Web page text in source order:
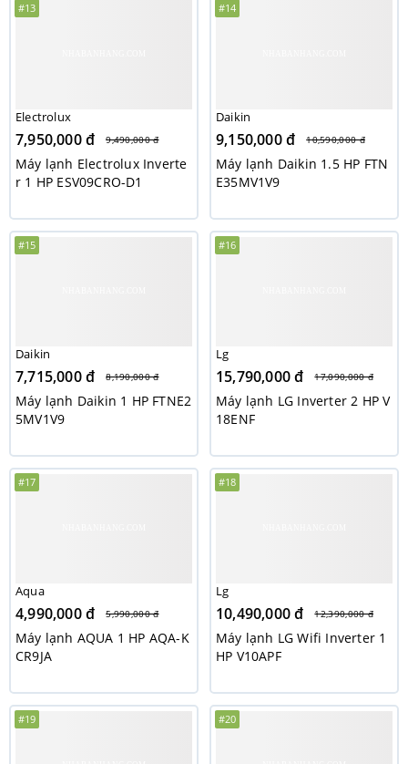
#13
Electrolux
7,950,000 đ 9,490,000 đ
Máy lạnh Electrolux Inverte
r 1 HP ESV09CRO-D1
#14
Daikin
9,150,000 đ 10,590,000 đ
Máy lạnh Daikin 1.5 HP FTN
E35MV1V9
#15
Daikin
7,715,000 đ 8,190,000 đ
Máy lạnh Daikin 1 HP FTNE2
5MV1V9
#16
Lg
15,790,000 đ 17,090,000 đ
Máy lạnh LG Inverter 2 HP V
18ENF
#17
Aqua
4,990,000 đ 5,990,000 đ
Máy lạnh AQUA 1 HP AQA-K
CR9JA
#18
Lg
10,490,000 đ 12,390,000 đ
Máy lạnh LG Wifi Inverter 1
HP V10APF
#19 #20